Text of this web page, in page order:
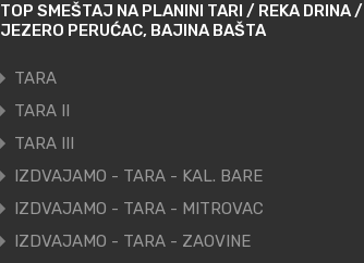
TOP SMEŠTAJ NA PLANINI TARI / REKA DRINA /
JEZERO PERUĆAC, BAJINA BAŠTA
TARA
TARA II
TARA III
IZDVAJAMO - TARA - KAL. BARE
IZDVAJAMO - TARA - MITROVAC
IZDVAJAMO - TARA - ZAOVINE